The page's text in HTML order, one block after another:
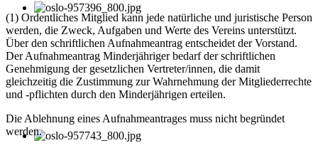
(1) Ordentliches Mitglied kann jede natürliche und juristische Person
werden, die Zweck, Aufgaben und Werte des Vereins unterstützt.
Über den schriftlichen Aufnahmeantrag entscheidet der Vorstand.
Der Aufnahmeantrag Minderjähriger bedarf der schriftlichen
Genehmigung der gesetzlichen Vertreter/innen, die damit
gleichzeitig die Zustimmung zur Wahrnehmung der Mitgliederrechte
und -pflichten durch den Minderjährigen erteilen.
Die Ablehnung eines Aufnahmeantrages muss nicht begründet
werden.